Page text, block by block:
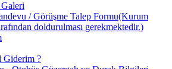
/ Görüşme Talep Formu(Kurum
doldurulması gerekmektedir.)
Giderim ?